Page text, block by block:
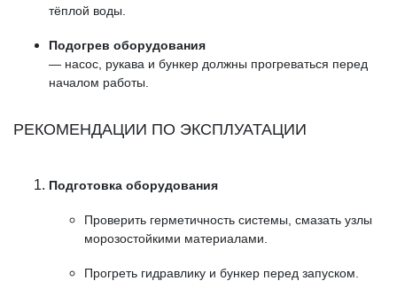
тёплой воды.
Подогрев оборудования
— насос, рукава и бункер должны прогреваться перед
началом работы.
РЕКОМЕНДАЦИИ ПО ЭКСПЛУАТАЦИИ
Подготовка оборудования
Проверить герметичность системы, смазать узлы
морозостойкими материалами.
Прогреть гидравлику и бункер перед запуском.